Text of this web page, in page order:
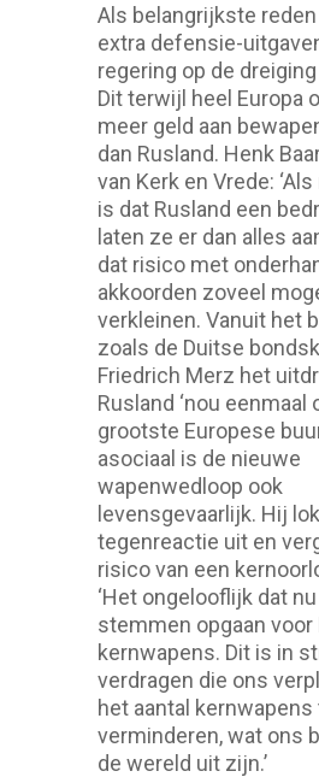
Als belangrijkste
extra defensie-
regering op de
Dit terwijl heel Europa
meer geld aan
dan Rusland. Henk
van Kerk en Vrede:
is dat Rusland een
laten ze er dan alles
dat risico met
akkoorden zoveel
verkleinen. Vanuit het
zoals de Duitse
Friedrich Merz het
Rusland ‘nou eenmaal
grootste Europese
asociaal is de nieuwe
wapenwedloop ook
levensgevaarlijk. Hij
tegenreactie uit en
risico van een
‘Het ongelooflijk dat
stemmen opgaan voor
kernwapens. Dit is in
verdragen die ons
het aantal kernwapens
verminderen, wat ons
de wereld uit zijn.’